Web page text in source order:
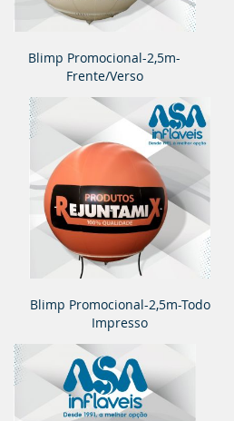
Blimp Promocional-2,5m-
Frente/Verso
Blimp Promocional-2,5m-Todo
Impresso